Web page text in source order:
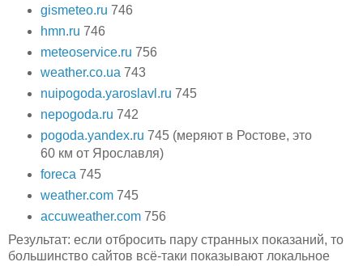
gismeteo.ru 746
hmn.ru 746
meteoservice.ru 756
weather.co.ua743
nuipogoda.yaroslavl.ru 745
nepogoda.ru 742
pogoda.yandex.ru 745 (меряют в Ростове, это
60 км от Ярославля)
foreca 745
weather.com745
accuweather.com756
Результат: если отбросить пару странных показаний, то
большинство сайтов всё-таки показывают локальное